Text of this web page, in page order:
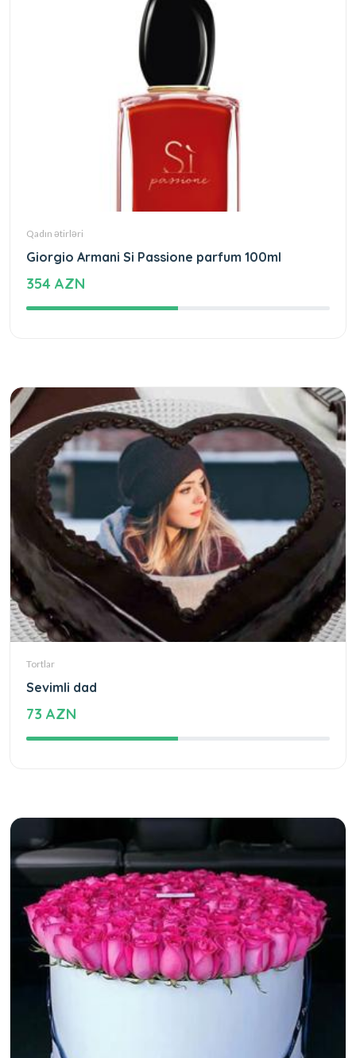
Qadın ətirləri
Giorgio Armani Si Passione parfum 100ml
354 AZN
Tortlar
Sevimli dad
73 AZN